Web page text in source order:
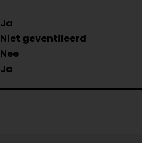
Ja
Niet geventileerd
Nee
Ja